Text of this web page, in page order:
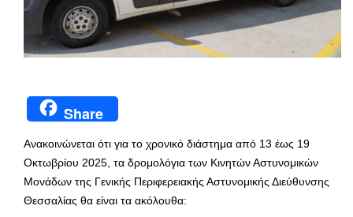
Share
Ανακοινώνεται ότι για το χρονικό διάστημα από 13 έως 19
Οκτωβρίου 2025, τα δρομολόγια των Κινητών Αστυνομικών
Μονάδων της Γενικής Περιφερειακής Αστυνομικής Διεύθυνσης
Θεσσαλίας θα είναι τα ακόλουθα: